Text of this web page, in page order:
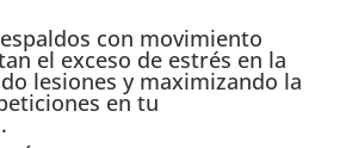
con movimiento
el exceso de estrés en la
lesiones y maximizando la
en tu